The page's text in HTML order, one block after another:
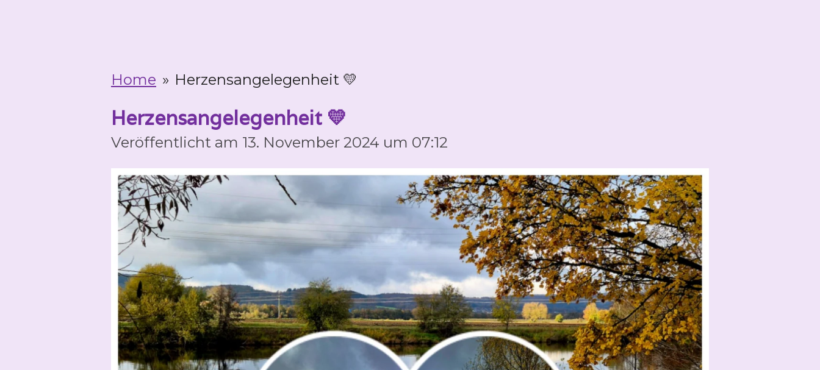
Home » Herzensangelegenheit 💛
Herzensangelegenheit 💛
Veröffentlicht am 13. November 2024 um 07:12